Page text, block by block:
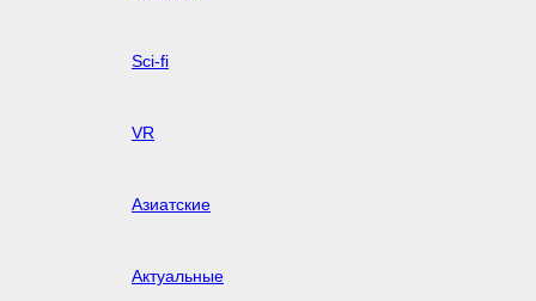
Sci-fi
VR
Азиатские
Актуальные